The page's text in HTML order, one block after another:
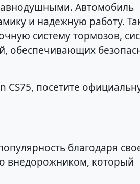
Автомобиль
и надежную работу.
систему тормозов,
обеспечивающих
CS75, посетите
благодаря
внедорожником, который